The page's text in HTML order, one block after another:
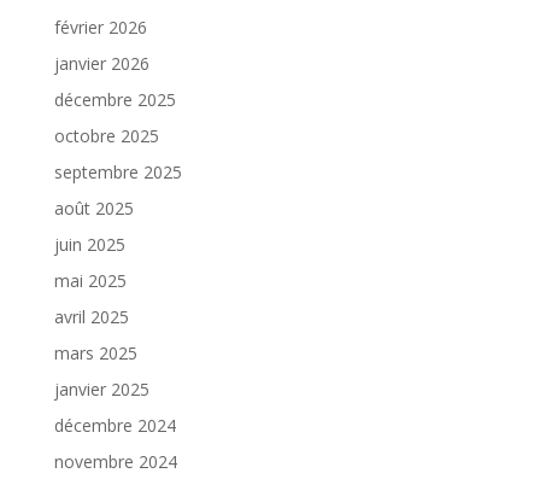
février 2026
janvier 2026
décembre 2025
octobre 2025
septembre 2025
août 2025
juin 2025
mai 2025
avril 2025
mars 2025
janvier 2025
décembre 2024
novembre 2024